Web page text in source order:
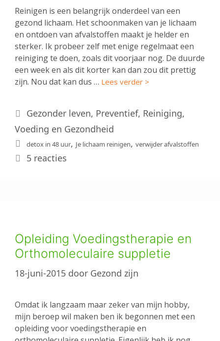
Reinigen is een belangrijk onderdeel van een
gezond lichaam. Het schoonmaken van je lichaam
en ontdoen van afvalstoffen maakt je helder en
sterker. Ik probeer zelf met enige regelmaat een
reiniging te doen, zoals dit voorjaar nog. De duurde
een week en als dit korter kan dan zou dit prettig
zijn. Nou dat kan dus … Lees verder >
Categorieën
Gezonder leven, Preventief, Reiniging,
Voeding en Gezondheid
Tags
detox in 48 uur, Je lichaam reinigen, verwijder afvalstoffen
5 reacties
Opleiding Voedingstherapie en
Orthomoleculaire suppletie
18-juni-2015 door Gezond zijn
Omdat ik langzaam maar zeker van mijn hobby,
mijn beroep wil maken ben ik begonnen met een
opleiding voor voedingstherapie en